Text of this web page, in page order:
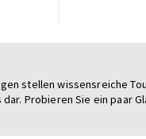
stellen wissensreiche
Probieren Sie ein paar